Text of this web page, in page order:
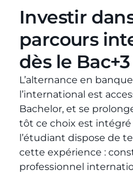
Investir
parcours
dès le Bac+3
L’alternance en
l’international est
Bachelor, et se
tôt ce choix est intégré
l’étudiant dispose de
cette expérience :
professionnel